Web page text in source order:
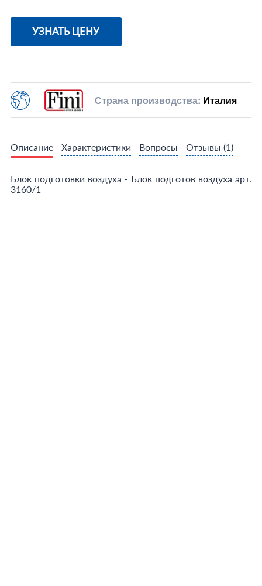
УЗНАТЬ ЦЕНУ
Страна производства: Италия
Описание Характеристики Вопросы Отзывы (1)
Блок подготовки воздуха - Блок подготов воздуха арт.
3160/1